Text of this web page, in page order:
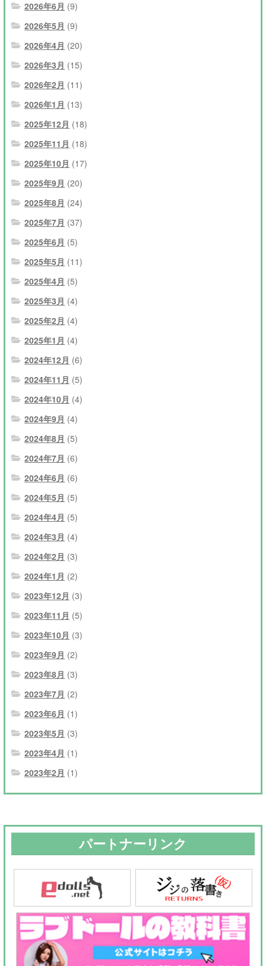
2026年6月 (9)
2026年5月 (9)
2026年4月 (20)
2026年3月 (15)
2026年2月 (11)
2026年1月 (13)
2025年12月 (18)
2025年11月 (18)
2025年10月 (17)
2025年9月 (20)
2025年8月 (24)
2025年7月 (37)
2025年6月 (5)
2025年5月 (11)
2025年4月 (5)
2025年3月 (4)
2025年2月 (4)
2025年1月 (4)
2024年12月 (6)
2024年11月 (5)
2024年10月 (4)
2024年9月 (4)
2024年8月 (5)
2024年7月 (6)
2024年6月 (6)
2024年5月 (5)
2024年4月 (5)
2024年3月 (4)
2024年2月 (3)
2024年1月 (2)
2023年12月 (3)
2023年11月 (5)
2023年10月 (3)
2023年9月 (2)
2023年8月 (3)
2023年7月 (2)
2023年6月 (1)
2023年5月 (3)
2023年4月 (1)
2023年2月 (1)
パートナーリンク